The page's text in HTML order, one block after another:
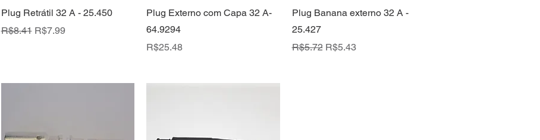
Quick View
Plug Retrátil 32 A - 25.450
Regular Price
R$8.41 Sale Price
R$7.99
Quick View
Plug Externo com Capa 32 A-
64.9294
Price
R$25.48
Quick View
Plug Banana externo 32 A -
25.427
Regular Price
R$5.72 Sale Price
R$5.43